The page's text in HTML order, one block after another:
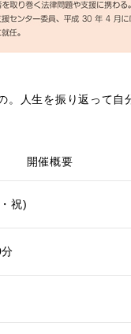
。人生を振り返って自
開催概要
祝)